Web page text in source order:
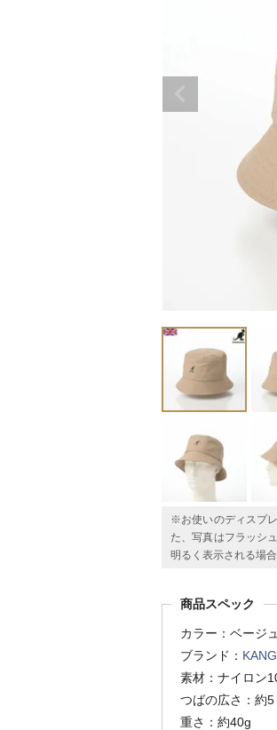
※お使いのディスプ
た、写真はフラッシ
明るく表示される場合
商品スペック
カラー：ベージュ
ブランド：
素材：ナイロン
つばの広さ：約5
重さ：約40g